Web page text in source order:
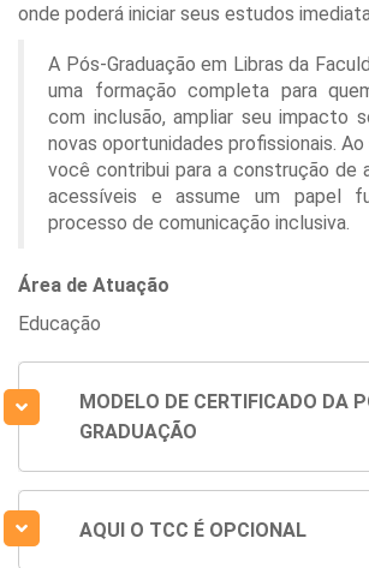
onde poderá iniciar seus estudos
A Pós-Graduação em Libras da
uma formação completa para
com inclusão, ampliar seu impacto
novas oportunidades profissionais. Ao
você contribui para a construção de
acessíveis e assume um papel
processo de comunicação inclusiva.
Área de Atuação
Educação
MODELO DE CERTIFICADO DA
GRADUAÇÃO
AQUI O TCC É OPCIONAL